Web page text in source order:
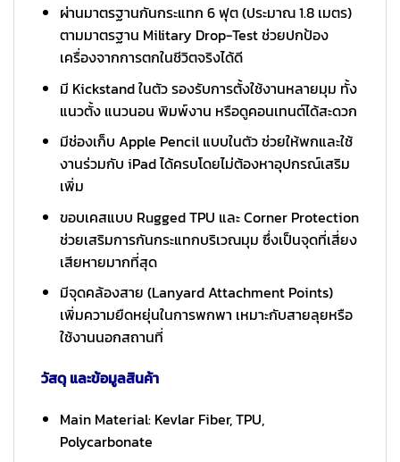
ผ่านมาตรฐานกันกระแทก 6 ฟุต (ประมาณ 1.8 เมตร)
ตามมาตรฐาน Military Drop-Test ช่วยปกป้อง
เครื่องจากการตกในชีวิตจริงได้ดี
มี Kickstand ในตัว รองรับการตั้งใช้งานหลายมุม ทั้ง
แนวตั้ง แนวนอน พิมพ์งาน หรือดูคอนเทนต์ได้สะดวก
มีช่องเก็บ Apple Pencil แบบในตัว ช่วยให้พกและใช้
งานร่วมกับ iPad ได้ครบโดยไม่ต้องหาอุปกรณ์เสริม
เพิ่ม
ขอบเคสแบบ Rugged TPU และ Corner Protection
ช่วยเสริมการกันกระแทกบริเวณมุม ซึ่งเป็นจุดที่เสี่ยง
เสียหายมากที่สุด
มีจุดคล้องสาย (Lanyard Attachment Points)
เพิ่มความยืดหยุ่นในการพกพา เหมาะกับสายลุยหรือ
ใช้งานนอกสถานที่
วัสดุ และข้อมูลสินค้า
Main Material: Kevlar Fiber, TPU,
Polycarbonate